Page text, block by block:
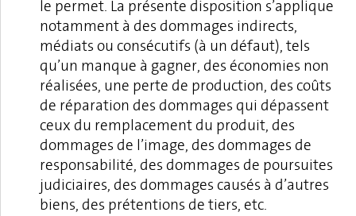
le permet. La présente disposition s’applique
notamment à des dommages indirects,
médiats ou consécutifs (à un défaut), tels
qu’un manque à gagner, des économies non
réalisées, une perte de production, des coûts
de réparation des dommages qui dépassent
ceux du remplacement du produit, des
dommages de l’image, des dommages de
responsabilité, des dommages de poursuites
judiciaires, des dommages causés à d’autres
biens, des prétentions de tiers, etc.